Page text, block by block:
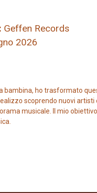
Geffen Records
2026
bambina, ho trasformato
scoprendo nuovi
musicale. Il mio